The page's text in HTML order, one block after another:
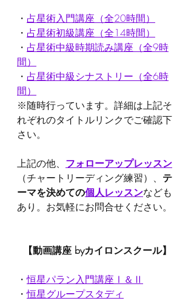
・ 占星術入門講座（全20時間）
・ 占星術初級講座（全14時間）
・ 占星術中級時期読み講座（全9時
間）
・ 占星術中級シナストリー（全6時
間）
※随時行っています。詳細は上記そ
れぞれのタイトルリンクでご確認下
さい。
上記の他、 フォローアップレッスン
（チャートリーディング練習）、 テ
ーマを決めての個人レッスンなども
あり。お気軽にお問合せください。
【動画講座 byカイロンスクール】
・恒星パラン入門講座Ⅰ＆Ⅱ
・恒星グループスタディ